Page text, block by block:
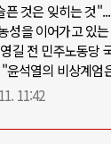
픈 것은 잊히는 것
성을 이어가고 있
길 전 민주노동당
윤석열의 비상계엄
11:42